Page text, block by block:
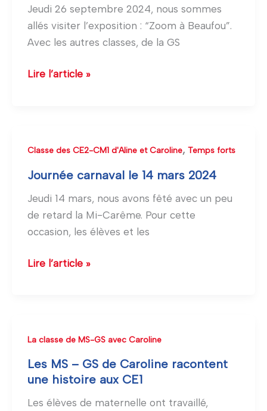
Jeudi 26 septembre 2024, nous sommes
allés visiter l’exposition : “Zoom à Beaufou”.
Avec les autres classes, de la GS
Beaufou”
Lire l’article »
Classe des CE2-CM1 d'Aline et Caroline, Temps forts
Journée carnaval le 14 mars 2024
Jeudi 14 mars, nous avons fêté avec un peu
de retard la Mi-Carême. Pour cette
occasion, les élèves et les
Journée
le
14
mars
2024
Lire l’article »
La classe de MS-GS avec Caroline
Les MS – GS de Caroline racontent
une histoire aux CE1
Les élèves de maternelle ont travaillé,
Les
–
de